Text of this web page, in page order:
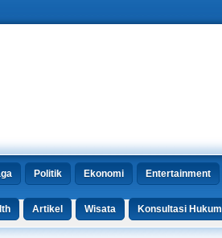
Politik Ekonomi Entertainment
Artikel Wisata Konsultasi Hukum